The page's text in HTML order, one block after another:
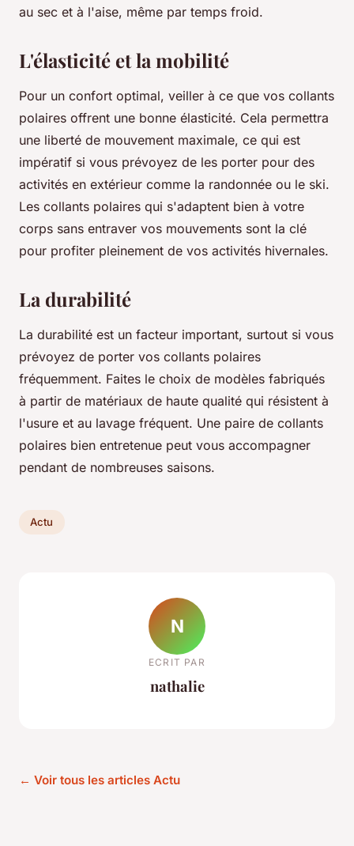
au sec et à l'aise, même par temps froid.
L'élasticité et la mobilité
Pour un confort optimal, veiller à ce que vos collants
polaires offrent une bonne élasticité. Cela permettra
une liberté de mouvement maximale, ce qui est
impératif si vous prévoyez de les porter pour des
activités en extérieur comme la randonnée ou le ski.
Les collants polaires qui s'adaptent bien à votre
corps sans entraver vos mouvements sont la clé
pour profiter pleinement de vos activités hivernales.
La durabilité
La durabilité est un facteur important, surtout si vous
prévoyez de porter vos collants polaires
fréquemment. Faites le choix de modèles fabriqués
à partir de matériaux de haute qualité qui résistent à
l'usure et au lavage fréquent. Une paire de collants
polaires bien entretenue peut vous accompagner
pendant de nombreuses saisons.
Actu
N
ECRIT PAR
nathalie
← Voir tous les articles Actu